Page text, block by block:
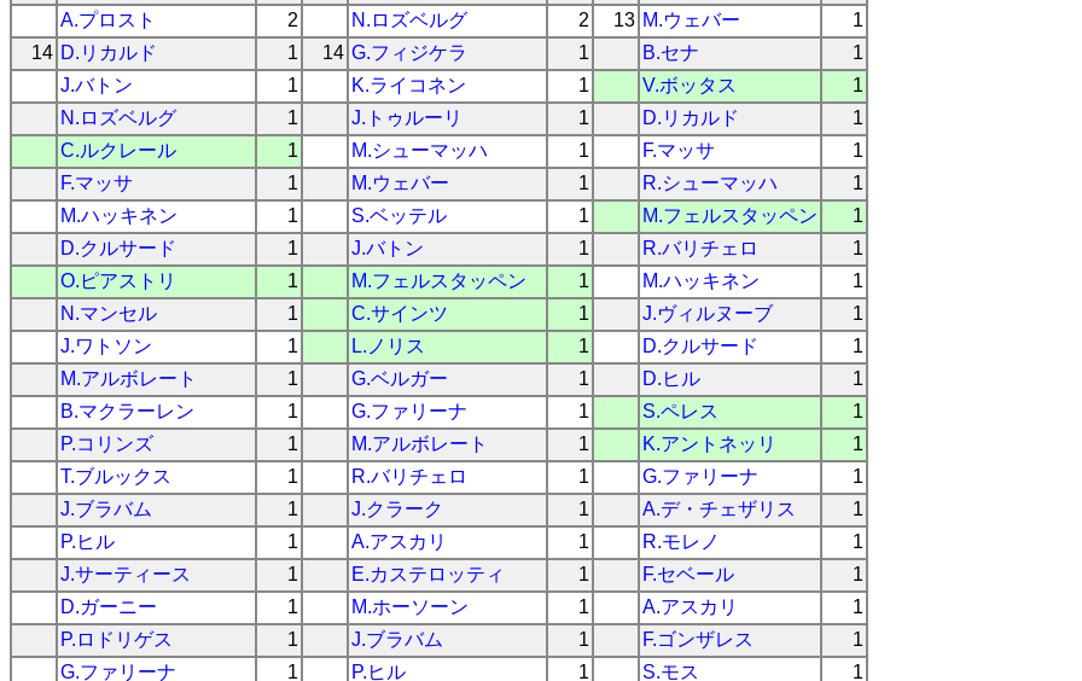
A.プロスト
2 N.ロズベルグ 2 13 M.ウェバー
1
14 D.リカルド 1 14 G.フィジケラ 1 B.セナ
1
J.バトン
1 K.ライコネン 1 V.ボッタス
1
N.ロズベルグ
1 J.トゥルーリ 1 D.リカルド
1
C.ルクレール
1 M.シューマッハ 1 F.マッサ
1
F.マッサ
1 M.ウェバー 1 R.シューマッハ
1
M.ハッキネン
1 S.ベッテル 1 M.フェルスタッペン
1
D.クルサード
1 J.バトン 1 R.バリチェロ
1
O.ピアストリ
1 M.フェルスタッペン 1 M.ハッキネン
1
N.マンセル
1 C.サインツ 1 J.ヴィルヌーブ
1
J.ワトソン
1 L.ノリス 1 D.クルサード
1
M.アルボレート
1 G.ベルガー 1 D.ヒル
1
B.マクラーレン
1 G.ファリーナ 1 S.ペレス
1
P.コリンズ
1 M.アルボレート 1 K.アントネッリ
1
T.ブルックス
1 R.バリチェロ 1 G.ファリーナ
1
J.ブラバム
1 J.クラーク 1 A.デ・チェザリス
1
P.ヒル
1 A.アスカリ 1 R.モレノ
1
J.サーティース
1 E.カステロッティ 1 F.セベール
1
D.ガーニー
1 M.ホーソーン 1 A.アスカリ
1
P.ロドリゲス
1 J.ブラバム 1 F.ゴンザレス
1
G.ファリーナ
1 P.ヒル 1 S.モス
1